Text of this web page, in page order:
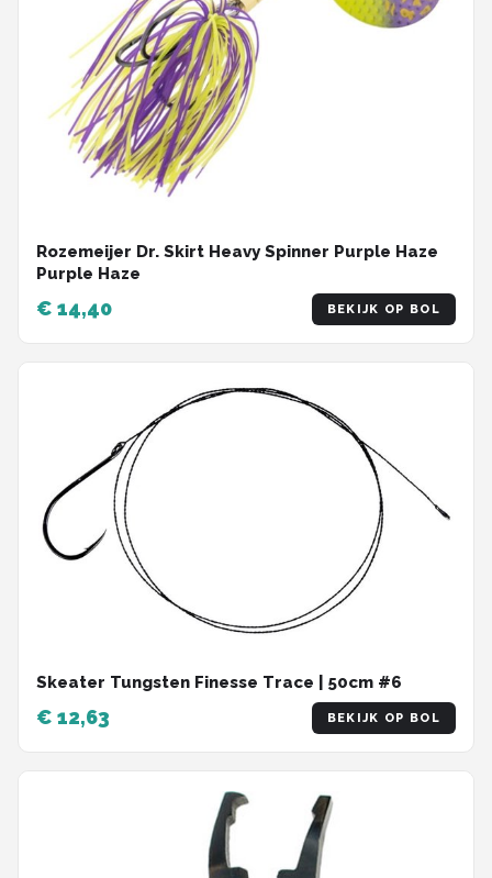
Rozemeijer Dr. Skirt Heavy Spinner Purple Haze
Purple Haze
€ 14,40 BEKIJK OP BOL
Skeater Tungsten Finesse Trace | 50cm #6
€ 12,63 BEKIJK OP BOL